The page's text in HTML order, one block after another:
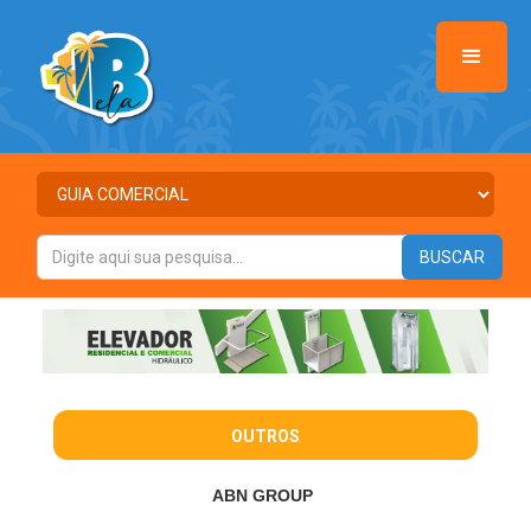
OUTROS
ABN GROUP